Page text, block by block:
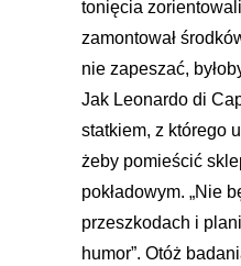
tonięcia
zamontował
nie zapeszać,
Jak Leonardo di
statkiem, z którego
żeby pomieścić
pokładowym. „Nie
przeszkodach i
humor”. Otóż